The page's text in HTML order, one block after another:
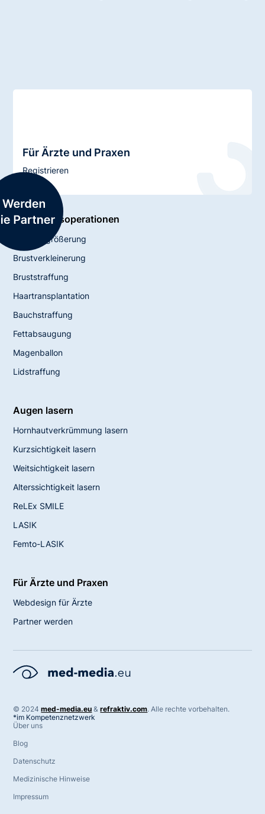
Für Ärzte und Praxen
Registrieren
Schönheitsoperationen
Brustvergrößerung
Brustverkleinerung
Bruststraffung
Haartransplantation
Bauchstraffung
Fettabsaugung
Magenballon
Lidstraffung
Augen lasern
Hornhautverkrümmung lasern
Kurzsichtigkeit lasern
Weitsichtigkeit lasern
Alterssichtigkeit lasern
ReLEx SMILE
LASIK
Femto-LASIK
Für Ärzte und Praxen
Webdesign für Ärzte
Partner werden
© 2024 med-media.eu &refraktiv.com. Alle rechte vorbehalten.
*im Kompetenznetzwerk
Über uns
Blog
Datenschutz
Medizinische Hinweise
Impressum